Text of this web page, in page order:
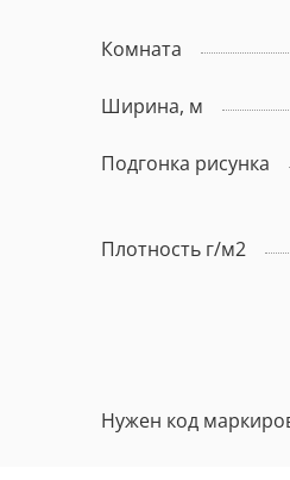
Комната
Ширина, м
Подгонка рисунка
Плотность г/м2
Нужен код